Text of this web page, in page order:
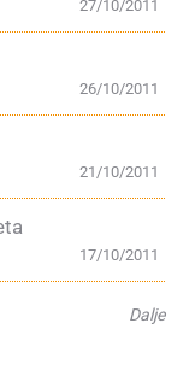
27/10/2011
26/10/2011
21/10/2011
17/10/2011
Dalje